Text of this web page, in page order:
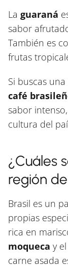
La guaraná
sabor
También es
frutas
Si buscas
café
sabor
cultura del
¿Cuáles
región
Brasil es un
propias
rica en
moqueca y el
carne asada